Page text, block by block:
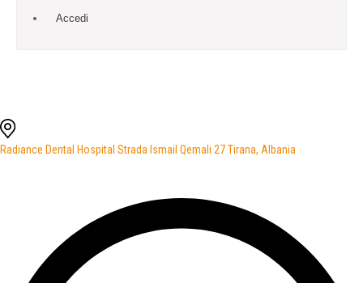
Accedi
Radiance Dental Hospital Strada Ismail Qemali 27 Tirana, Albania